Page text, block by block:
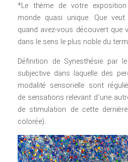
*Le thème de votre
monde quasi unique. Que veut
quand avez-vous découvert que
dans le sens le plus noble du
Définition de Synesthésie par
subjective dans laquelle des
modalité sensorielle sont
de sensations relevant d’une
de stimulation de cette
colorée).